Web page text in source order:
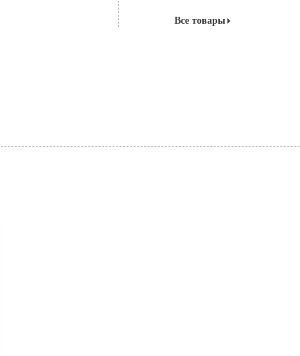
Все товары